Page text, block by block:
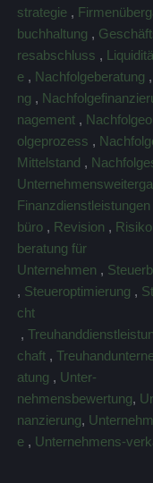
strategie ,
buchhaltung ,
resabschluss ,
e , Nachfolgeberatung ,
ng ,
nagement ,
olgeprozess ,
Mittelstand ,
Finanzdienstleistungen
büro , Revision ,
beratung für
Unternehmen ,
, Steueroptimierung ,
cht
,
chaft ,
atung , Unter-
nehmensbewertung,
nanzierung,
e , Unternehmens-